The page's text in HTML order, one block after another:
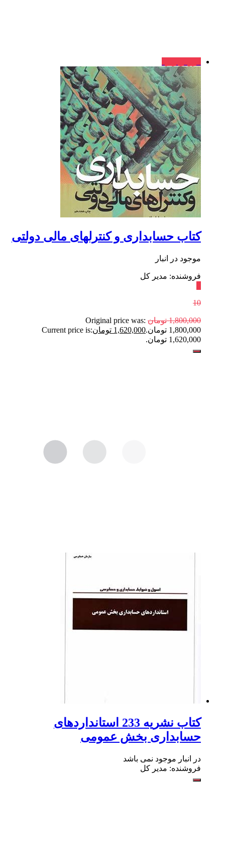
کتاب حسابداری و کنترلهای مالی دولتی
موجود در انبار
فروشنده: مدیر کل
10
1,800,000 تومان Original price was:
1,800,000 تومان.
1,620,000 تومانCurrent price is:
1,620,000 تومان.
کتاب نشریه 233 استانداردهای
حسابداری بخش عمومی
در انبار موجود نمی باشد
فروشنده: مدیر کل